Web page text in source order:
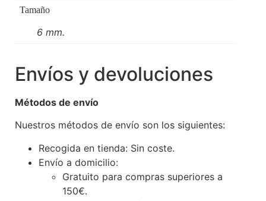
Tamaño
6 mm.
Envíos y devoluciones
Métodos de envío
Nuestros métodos de envío son los siguientes:
Recogida en tienda: Sin coste.
Envío a domicilio:
Gratuito para compras superiores a
150€.